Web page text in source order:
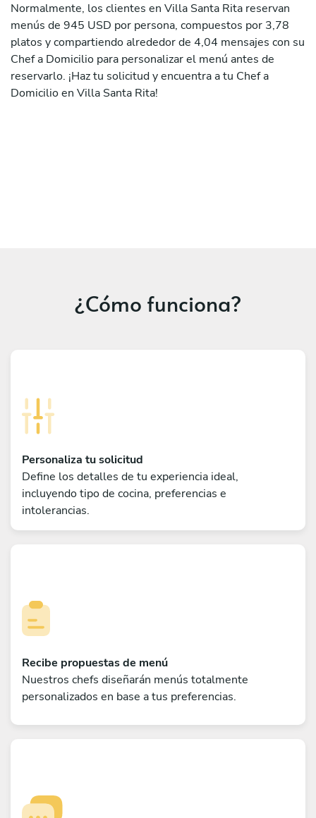
Normalmente, los clientes en Villa Santa Rita reservan
menús de 945 USD por persona, compuestos por 3,78
platos y compartiendo alrededor de 4,04 mensajes con su
Chef a Domicilio para personalizar el menú antes de
reservarlo. ¡Haz tu solicitud y encuentra a tu Chef a
Domicilio en Villa Santa Rita!
¿Cómo funciona?
Personaliza tu solicitud
Define los detalles de tu experiencia ideal,
incluyendo tipo de cocina, preferencias e
intolerancias.
Recibe propuestas de menú
Nuestros chefs diseñarán menús totalmente
personalizados en base a tus preferencias.